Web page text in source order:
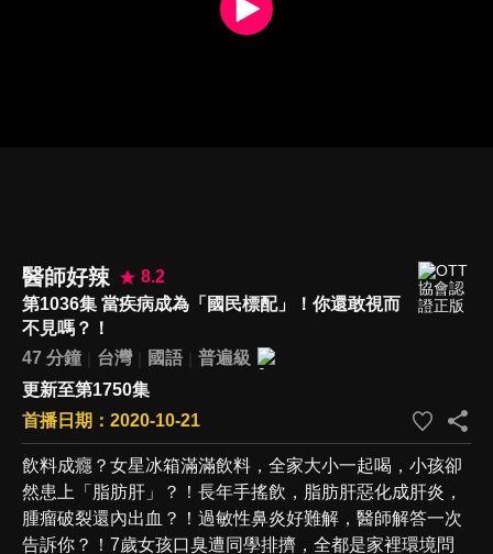
醫師好辣
8.2
第1036集 當疾病成為「國民標配」！你還敢視而
不見嗎？！
47 分鐘
台灣 國語
普遍級
更新至第1750集
首播日期：2020-10-21
飲料成癮？女星冰箱滿滿飲料，全家大小一起喝，小孩卻
然患上「脂肪肝」？！長年手搖飲，脂肪肝惡化成肝炎，
腫瘤破裂還內出血？！過敏性鼻炎好難解，醫師解答一次
告訴你？！7歲女孩口臭遭同學排擠，全都是家裡環境問